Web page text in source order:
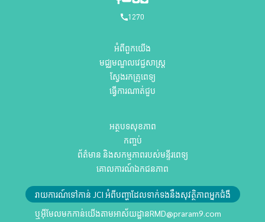
1270
អំពីពួកយើង
មជ្ឈមណ្ឌលវេជ្ជសាស្ត្រ
ស្វែងរកគ្រូពេទ្យ
ធ្វើការណាត់ជួប
អត្ថបទសុខភាព
កញ្ចប់
ព័ត៌មាន និងសកម្មភាពរបស់មន្ទីរពេទ្យ
គោលការណ៍ឯកជនភាព
រាយការណ៍ទៅកាន់ JCI អំពីបញ្ហាដែលទាក់ទងនឹងសុវត្ថិភាពអ្នកជំងឺ
ឬអ៊ីមែលមកកាន់យើងតាមអាស័យដ្ឋានRMD@praram9.com